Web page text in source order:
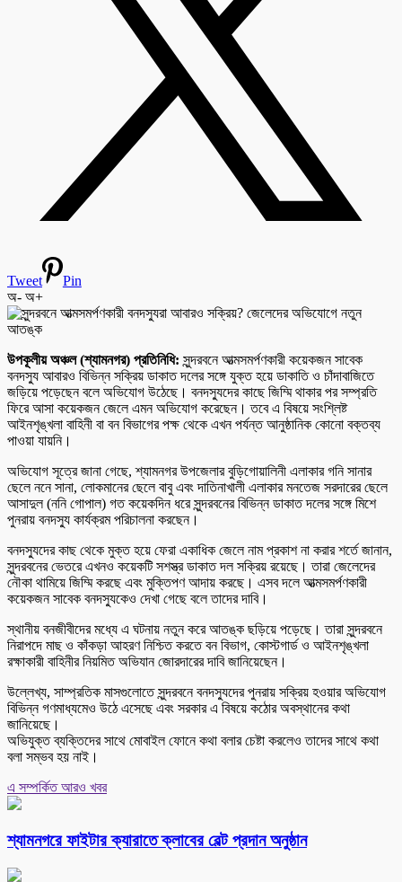
Tweet
Pin
অ- অ+
উপকূলীয় অঞ্চল (শ্যামনগর) প্রতিনিধি: সুন্দরবনে আত্মসমর্পণকারী কয়েকজন সাবেক
বনদস্যু আবারও বিভিন্ন সক্রিয় ডাকাত দলের সঙ্গে যুক্ত হয়ে ডাকাতি ও চাঁদাবাজিতে
জড়িয়ে পড়েছেন বলে অভিযোগ উঠেছে। বনদস্যুদের কাছে জিম্মি থাকার পর সম্প্রতি
ফিরে আসা কয়েকজন জেলে এমন অভিযোগ করেছেন। তবে এ বিষয়ে সংশ্লিষ্ট
আইনশৃঙ্খলা বাহিনী বা বন বিভাগের পক্ষ থেকে এখন পর্যন্ত আনুষ্ঠানিক কোনো বক্তব্য
পাওয়া যায়নি।
অভিযোগ সূত্রে জানা গেছে, শ্যামনগর উপজেলার বুড়িগোয়ালিনী এলাকার গনি সানার
ছেলে ননে সানা, লোকমানের ছেলে বাবু এবং দাতিনাখালী এলাকার মনতেজ সরদারের ছেলে
আসাদুল (ননি গোপাল) গত কয়েকদিন ধরে সুন্দরবনের বিভিন্ন ডাকাত দলের সঙ্গে মিশে
পুনরায় বনদস্যু কার্যক্রম পরিচালনা করছেন।
বনদস্যুদের কাছ থেকে মুক্ত হয়ে ফেরা একাধিক জেলে নাম প্রকাশ না করার শর্তে জানান,
সুন্দরবনের ভেতরে এখনও কয়েকটি সশস্ত্র ডাকাত দল সক্রিয় রয়েছে। তারা জেলেদের
নৌকা থামিয়ে জিম্মি করছে এবং মুক্তিপণ আদায় করছে। এসব দলে আত্মসমর্পণকারী
কয়েকজন সাবেক বনদস্যুকেও দেখা গেছে বলে তাদের দাবি।
স্থানীয় বনজীবীদের মধ্যে এ ঘটনায় নতুন করে আতঙ্ক ছড়িয়ে পড়েছে। তারা সুন্দরবনে
নিরাপদে মাছ ও কাঁকড়া আহরণ নিশ্চিত করতে বন বিভাগ, কোস্টগার্ড ও আইনশৃঙ্খলা
রক্ষাকারী বাহিনীর নিয়মিত অভিযান জোরদারের দাবি জানিয়েছেন।
উল্লেখ্য, সাম্প্রতিক মাসগুলোতে সুন্দরবনে বনদস্যুদের পুনরায় সক্রিয় হওয়ার অভিযোগ
বিভিন্ন গণমাধ্যমেও উঠে এসেছে এবং সরকার এ বিষয়ে কঠোর অবস্থানের কথা
জানিয়েছে।
অভিযুক্ত ব্যক্তিদের সাথে মোবাইল ফোনে কথা বলার চেষ্টা করলেও তাদের সাথে কথা
বলা সম্ভব হয় নাই।
এ সম্পর্কিত আরও খবর
শ্যামনগরে ফাইটার ক্যারাতে ক্লাবের বেল্ট প্রদান অনুষ্ঠান